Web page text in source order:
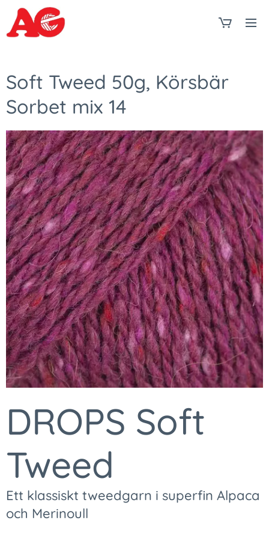
Soft Tweed 50g, Körsbär
Sorbet mix 14
DROPS Soft
Tweed
Ett klassiskt tweedgarn i superfin Alpaca
och Merinoull